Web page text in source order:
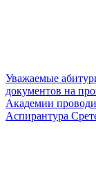
Уважаемые
документов на
Академии
Аспирантура